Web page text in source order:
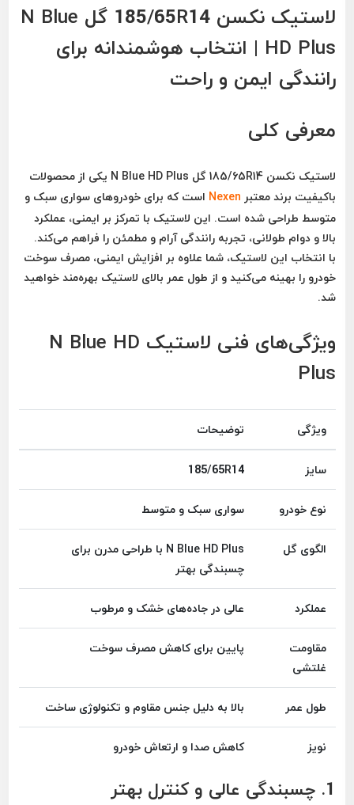
لاستیک نکسن 185/65R14 گل N Blue
HD Plus | انتخاب هوشمندانه برای
رانندگی ایمن و راحت
معرفی کلی
لاستیک نکسن 185/65R14 گل N Blue HD Plus
یکی از محصولات
باکیفیت برند معتبر Nexen است که برای خودروهای سواری سبک و
متوسط طراحی شده است. این لاستیک با تمرکز بر ایمنی، عملکرد
بالا و دوام طولانی، تجربه رانندگی آرام و مطمئن را فراهم می‌کند.
با انتخاب این لاستیک، شما علاوه بر افزایش ایمنی، مصرف سوخت
خودرو را بهینه می‌کنید و از طول عمر بالای لاستیک بهره‌مند خواهید
شد.
ویژگی‌های فنی لاستیک N Blue HD
Plus
ویژگی توضیحات
سایز
185/65R14
نوع خودرو
سواری سبک و متوسط
الگوی گل
N Blue HD Plus با طراحی مدرن برای
چسبندگی بهتر
عملکرد
عالی در جاده‌های خشک و مرطوب
مقاومت
غلتشی
پایین برای کاهش مصرف سوخت
طول عمر
بالا به دلیل جنس مقاوم و تکنولوژی ساخت
نویز
کاهش صدا و ارتعاش خودرو
1. چسبندگی عالی و کنترل بهتر